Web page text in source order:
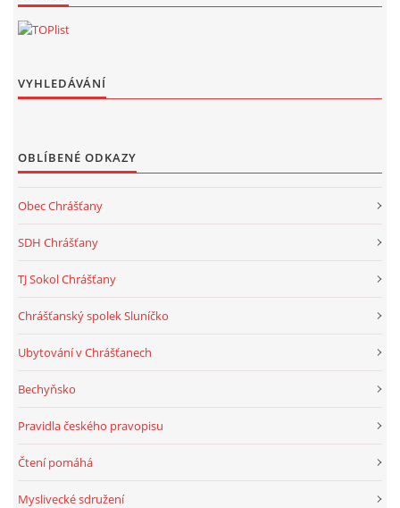
VYHLEDÁVÁNÍ
OBLÍBENÉ ODKAZY
Obec Chrášťany
SDH Chrášťany
TJ Sokol Chrášťany
Chrášťanský spolek Sluníčko
Ubytování v Chrášťanech
Bechyňsko
Pravidla českého pravopisu
Čtení pomáhá
Myslivecké sdružení